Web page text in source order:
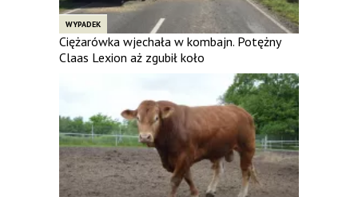
WYPADEK
Ciężarówka wjechała w kombajn. Potężny
Claas Lexion aż zgubił koło